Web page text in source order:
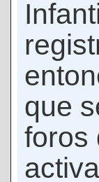
que
foros